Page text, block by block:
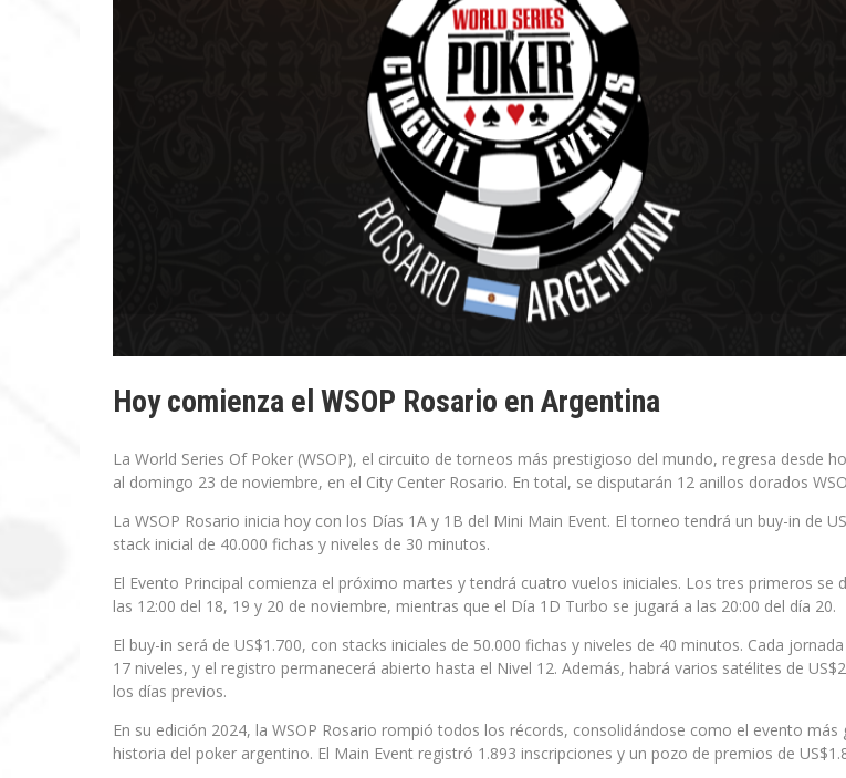
Hoy comienza el WSOP Rosario en Argentina
La World Series Of Poker (WSOP), el circuito de torneos más prestigioso del mundo, regresa desde
al domingo 23 de noviembre, en el City Center Rosario. En total, se disputarán 12 anillos dorados
La WSOP Rosario inicia hoy con los Días 1A y 1B del Mini Main Event. El torneo tendrá un buy-in de
stack inicial de 40.000 fichas y niveles de 30 minutos.
El Evento Principal comienza el próximo martes y tendrá cuatro vuelos iniciales. Los tres primeros se
las 12:00 del 18, 19 y 20 de noviembre, mientras que el Día 1D Turbo se jugará a las 20:00 del día 20.
El buy-in será de US$1.700, con stacks iniciales de 50.000 fichas y niveles de 40 minutos. Cada
17 niveles, y el registro permanecerá abierto hasta el Nivel 12. Además, habrá varios satélites de
los días previos.
En su edición 2024, la WSOP Rosario rompió todos los récords, consolidándose como el evento más
historia del poker argentino. El Main Event registró 1.893 inscripciones y un pozo de premios de